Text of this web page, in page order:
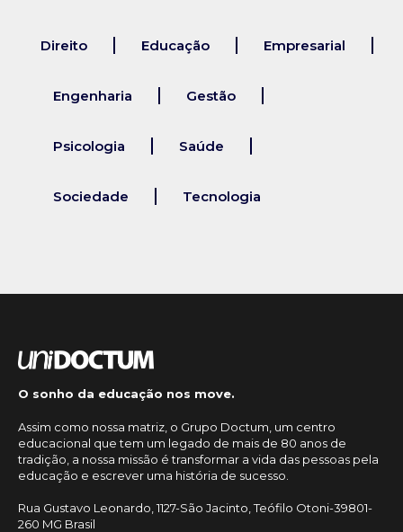
Direito Educação Empresarial
Engenharia Gestão
Psicologia Saúde
Sociedade Tecnologia
O sonho da educação nos move.
Assim como nossa matriz, o Grupo Doctum, um centro
educacional que tem um legado de mais de 80 anos de
tradição, a nossa missão é transformar a vida das pessoas pela
educação e escrever uma história de sucesso.
Rua Gustavo Leonardo, 1127-São Jacinto, Teófilo Otoni-39801-
260 MG Brasil